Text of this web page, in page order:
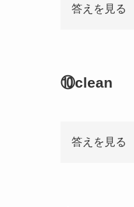
答えを見る
⑩clean
答えを見る